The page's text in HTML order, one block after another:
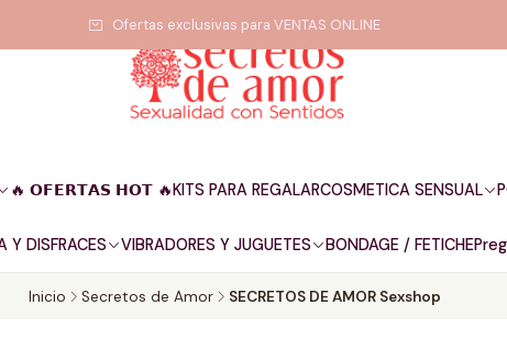
🔥 𝗢𝗙𝗘𝗥𝗧𝗔𝗦 𝗛𝗢𝗧 🔥KITS PARA REGALARCOSMETICA SENSUAL
Y DISFRACES VIBRADORES Y JUGUETES BONDAGE / FETICHE
Ofertas exclusivas para VENTAS ONLINE
Inicio Secretos de Amor SECRETOS DE AMOR Sexshop